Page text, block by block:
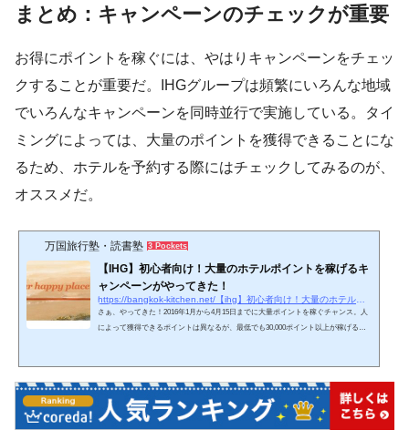
まとめ：キャンペーンのチェックが重要
お得にポイントを稼ぐには、やはりキャンペーンをチェッ
クすることが重要だ。IHGグループは頻繁にいろんな地域
でいろんなキャンペーンを同時並行で実施している。タイ
ミングによっては、大量のポイントを獲得できることにな
るため、ホテルを予約する際にはチェックしてみるのが、
オススメだ。
万国旅行塾・読書塾 3 Pockets
【IHG】初心者向け！大量のホテルポイントを稼げるキ
ャンペーンがやってきた！
さぁ、やってきた！2016年1月から4月15日までに大量ポイントを稼ぐチャンス。人
によって獲得できるポイントは異なるが、最低でも30,000ポイント以上が稼げるキ
ション達成毎にポイントを与えるというもの。通常の宿泊でもらえるポイントと比
べて、非常に大量のポイントをゲットできることから、…